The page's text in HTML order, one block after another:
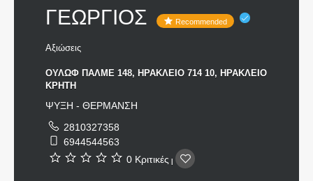
ΓΕΩΡΓΙΟΣ
Recommended
Αξιώσεις
ΟΥΛΩΦ ΠΑΛΜΕ 148, ΗΡΑΚΛΕΙΟ 714 10, ΗΡΑΚΛΕΙΟ
ΚΡΗΤΗ
ΨΥΞΗ - ΘΕΡΜΑΝΣΗ
2810327358
6944544563
0 Κριτικές |